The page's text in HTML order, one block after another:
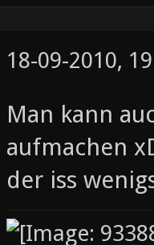
18-09-2010,
Man kann
aufmachen
der iss